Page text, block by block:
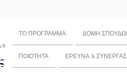
ΤΟ ΠΡΌΓΡΑΜΜΑ ΔΟΜΉ
ΠΟΙΌΤΗΤΑ ΈΡΕΥΝΑ &